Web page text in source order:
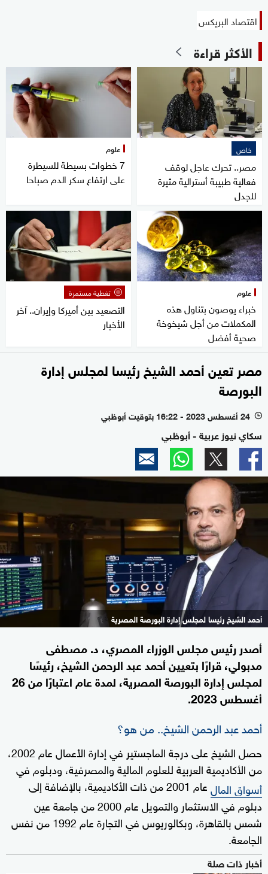
اقتصاد البريكس
الأكثر قراءة
خاص
مصر.. تحرك عاجل لوقف
فعالية طبيبة أسترالية مثيرة
للجدل
علوم
7 خطوات بسيطة للسيطرة
على ارتفاع سكر الدم صباحا
علوم
خبراء يوصون بتناول هذه
المكملات من أجل شيخوخة
صحية أفضل
تغطية مستمرة
التصعيد بين أميركا وإيران.. آخر
الأخبار
مصر تعين أحمد الشيخ رئيسا لمجلس إدارة
البورصة
l 24 أغسطس 2023 - 16:22 بتوقيت أبوظبي
سكاي نيوز عربية - أبوظبي
أحمد الشيخ رئيسا لمجلس إدارة البورصة المصرية
أصدر رئيس مجلس الوزراء المصري، د. مصطفى
مدبولي، قرارًا بتعيين أحمد عبد الرحمن الشيخ، رئيسًا
لمجلس إدارة البورصة المصرية، لمدة عام اعتبارًا من 26
أغسطس 2023.
أحمد عبد الرحمن الشيخ.. من هو؟
حصل الشيخ على درجة الماجستير في إدارة الأعمال عام 2002،
من الأكاديمية العربية للعلوم المالية والمصرفية، ودبلوم في
أسواق المال
عام 2001 من ذات الأكاديمية، بالإضافة إلى
دبلوم في الاستثمار والتمويل عام 2000 من جامعة عين
شمس بالقاهرة، وبكالوريوس في التجارة عام 1992 من نفس
الجامعة.
أخبار ذات صلة